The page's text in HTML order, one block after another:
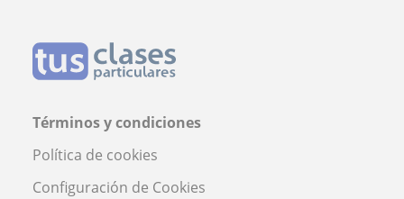
Términos y condiciones
Política de cookies
Configuración de Cookies